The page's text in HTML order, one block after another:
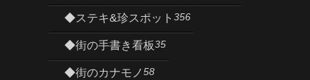
◆ステキ&珍スポット 356
◆街の手書き看板35
◆街のカナモノ58